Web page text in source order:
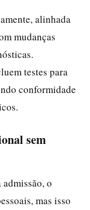
alinhada
mudanças
testes para
conformidade
sem
o
mas isso